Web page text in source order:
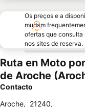
Os preços e a
mudam
ofertas que consulta
nos sites de reserva.
Ruta en Moto
de Aroche
Contacto
Aroche, 21240,